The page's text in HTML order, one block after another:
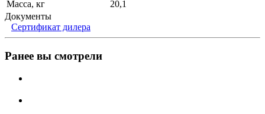
Масса, кг
20,1
Документы
Сертификат дилера
Ранее вы смотрели